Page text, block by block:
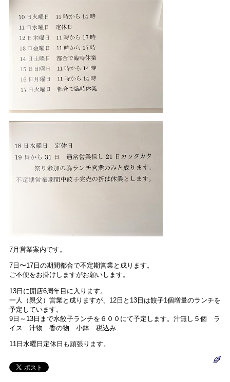
7月営業案内です。
7日〜17日の期間都合で不定期営業と成ります。
ご不便をお掛けしますがお願いします。
13日に開店6周年目に入ります。
一人（親父）営業と成りますが、12日と13日は餃子1個増量のランチを
予定しています。
9日～13日まで水餃子ランチを６００にて予定します。汁無し５個 ラ
イス 汁物 香の物 小鉢 税込み
11日水曜日定休日も頑張ります。